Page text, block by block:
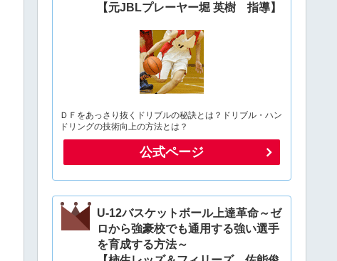
【元JBLプレーヤー堀 英樹 指導】
ＤＦをあっさり抜くドリブルの秘訣とは？ドリブル・ハン
ドリングの技術向上の方法とは？
公式ページ
U-12バスケットボール上達革命～ゼ
ロから強豪校でも通用する強い選手
を育成する方法～